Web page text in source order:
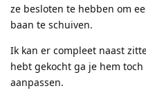
ze besloten te hebben om
baan te schuiven.
Ik kan er compleet naast
hebt gekocht ga je hem
aanpassen.